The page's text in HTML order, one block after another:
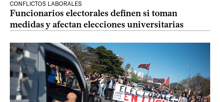
CONFLICTOS LABORALES
Funcionarios electorales definen si toman
medidas y afectan elecciones universitarias